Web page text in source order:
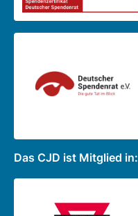
Das CJD ist Mitglied in: